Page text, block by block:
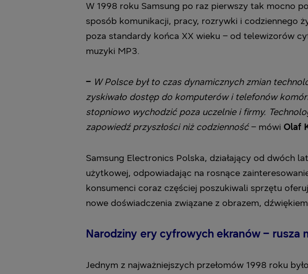
W 1998 roku Samsung po raz pierwszy tak mocno
sposób komunikacji, pracy, rozrywki i codziennego
poza standardy końca XX wieku – od telewizorów
muzyki MP3.
– W Polsce był to czas dynamicznych zmian
zyskiwało dostęp do komputerów i telefonów
stopniowo wychodzić poza uczelnie i firmy.
zapowiedź przyszłości niż codzienność– mówi Olaf
Samsung Electronics Polska, działający od dwóch
użytkowej, odpowiadając na rosnące
konsumenci coraz częściej poszukiwali sprzętu
nowe doświadczenia związane z obrazem,
Narodziny ery cyfrowych ekranów – rusza
Jednym z najważniejszych przełomów 1998 roku